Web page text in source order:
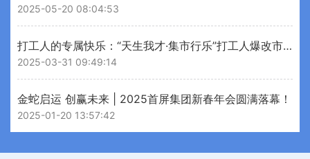
2025-05-20 08:04:53
打工人的专属快乐：“天生我才·集市行乐”打工人爆改市集刷屏！
2025-03-31 09:49:14
金蛇启运 创赢未来 | 2025首屏集团新春年会圆满落幕！
2025-01-20 13:57:42